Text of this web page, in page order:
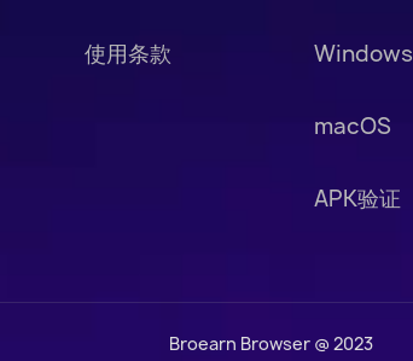
使用条款 Windows
macOS
APK验证
Broearn Browser @ 2023